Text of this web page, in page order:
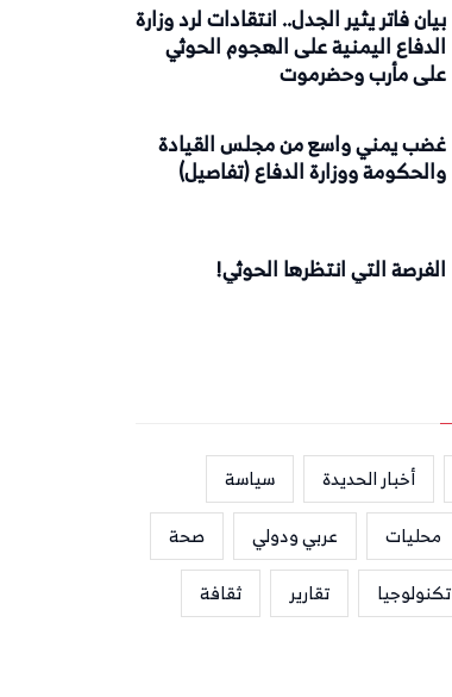
بيان فاتر يثير الجدل.. انتقادات لرد وزارة
الدفاع اليمنية على الهجوم الحوثي
على مأرب وحضرموت
غضب يمني واسع من مجلس القيادة
والحكومة ووزارة الدفاع (تفاصيل)
الفرصة التي انتظرها الحوثي!
أخبار الحديدة
سياسة
محليات عربي ودولي
صحة
تكنولوجيا تقارير ثقافة